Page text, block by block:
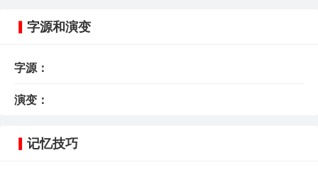
字源和演变
字源：
演变：
记忆技巧